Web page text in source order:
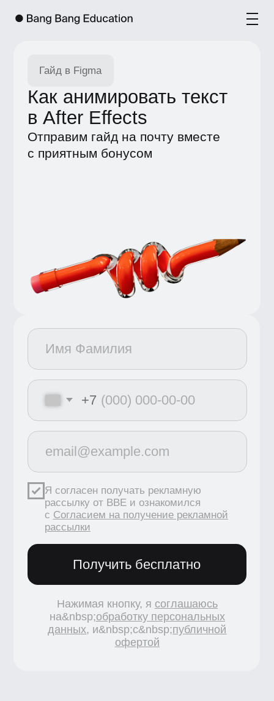
Как анимировать текст
Отправим гайд на почту вместе
с приятным бонусом
+7
Я согласен получать рекламную
сСогласием на получение рекламной
Получить бесплатно
Нажимая кнопку, ясоглашаюсь
данных, и&nbsp;c&nbsp;публичной
офертой
Экономим время на поиск
ответов
Пошаговый план
От создания проекта до экспорта
анимации — гайд пригодится в работе